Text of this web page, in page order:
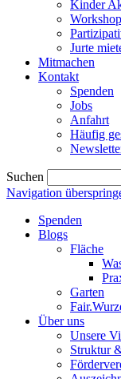
Kinder
Jurte
Mitmachen
Kontakt
Spenden
Jobs
Anfahrt
Häufig
Suchen
Navigation
Spenden
Blogs
Fläche
Garten
Über uns
Unsere
Struktur